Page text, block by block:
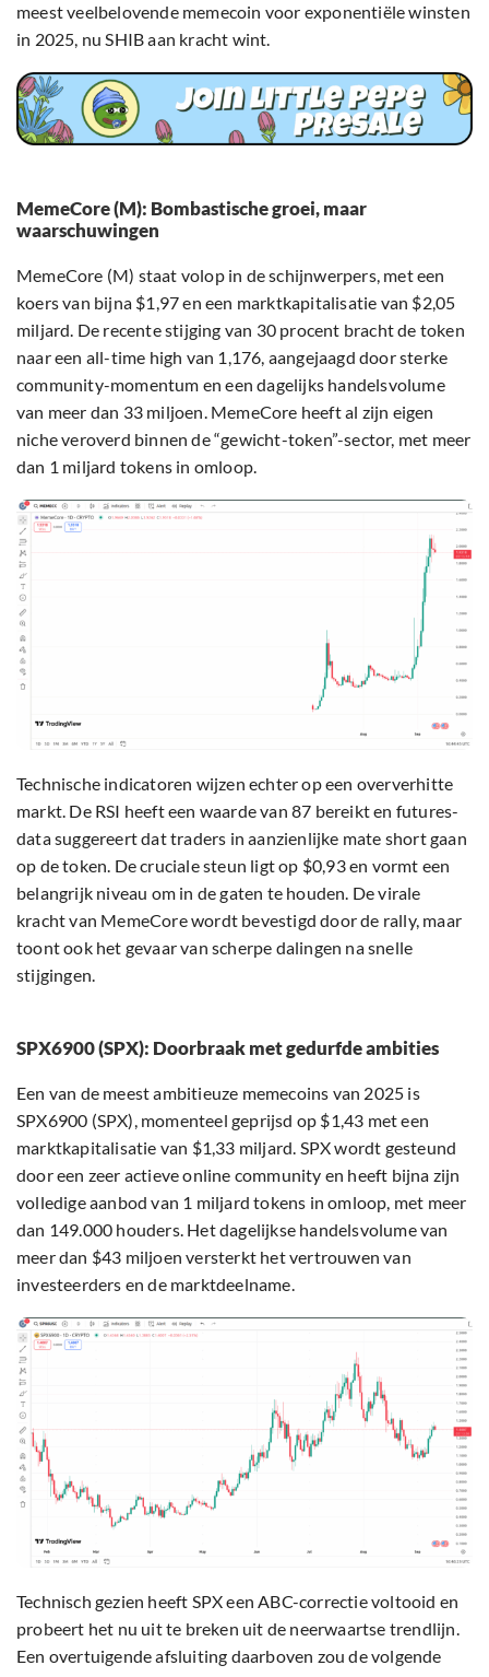
meest veelbelovende memecoin voor exponentiële winsten
in 2025, nu SHIB aan kracht wint.
MemeCore (M): Bombastische groei, maar
waarschuwingen
MemeCore (M) staat volop in de schijnwerpers, met een
koers van bijna $1,97 en een marktkapitalisatie van $2,05
miljard. De recente stijging van 30 procent bracht de token
naar een all-time high van 1,176, aangejaagd door sterke
community-momentum en een dagelijks handelsvolume
van meer dan 33 miljoen. MemeCore heeft al zijn eigen
niche veroverd binnen de “gewicht-token”-sector, met meer
dan 1 miljard tokens in omloop.
Technische indicatoren wijzen echter op een oververhitte
markt. De RSI heeft een waarde van 87 bereikt en futures-
data suggereert dat traders in aanzienlijke mate short gaan
op de token. De cruciale steun ligt op $0,93 en vormt een
belangrijk niveau om in de gaten te houden. De virale
kracht van MemeCore wordt bevestigd door de rally, maar
toont ook het gevaar van scherpe dalingen na snelle
stijgingen.
SPX6900 (SPX): Doorbraak met gedurfde ambities
Een van de meest ambitieuze memecoins van 2025 is
SPX6900 (SPX), momenteel geprijsd op $1,43 met een
marktkapitalisatie van $1,33 miljard. SPX wordt gesteund
door een zeer actieve online community en heeft bijna zijn
volledige aanbod van 1 miljard tokens in omloop, met meer
dan 149.000 houders. Het dagelijkse handelsvolume van
meer dan $43 miljoen versterkt het vertrouwen van
investeerders en de marktdeelname.
Technisch gezien heeft SPX een ABC-correctie voltooid en
probeert het nu uit te breken uit de neerwaartse trendlijn.
Een overtuigende afsluiting daarboven zou de volgende